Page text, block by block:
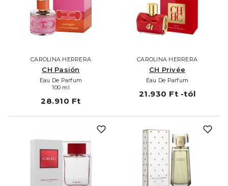
CAROLINA HERRERA
CH Pasión
Eau De Parfum
100 ml
28.910 Ft
CAROLINA HERRERA
CH Privée
Eau De Parfum
21.930 Ft -tól